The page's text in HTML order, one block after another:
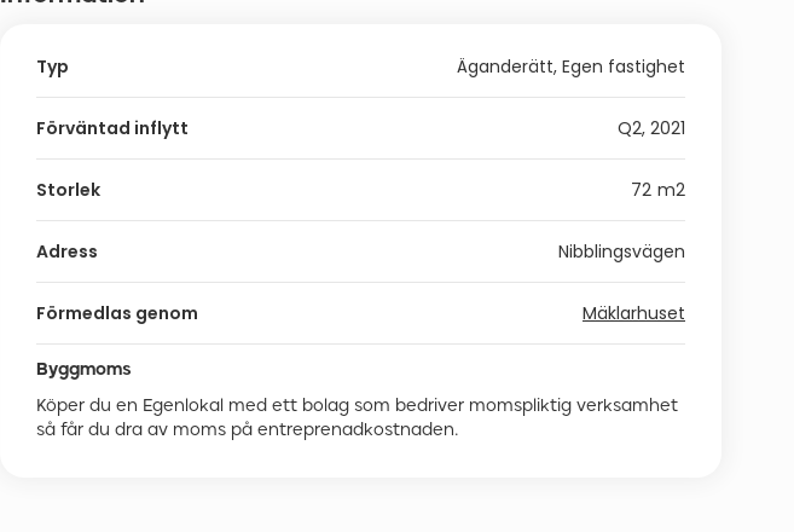
Typ Äganderätt, Egen fastighet
Förväntad inflytt Q2, 2021
Storlek 72 m2
Adress Nibblingsvägen
Förmedlas genom Mäklarhuset
Byggmoms
Köper du en Egenlokal med ett bolag som bedriver momspliktig verksamhet
så får du dra av moms på entreprenadkostnaden.